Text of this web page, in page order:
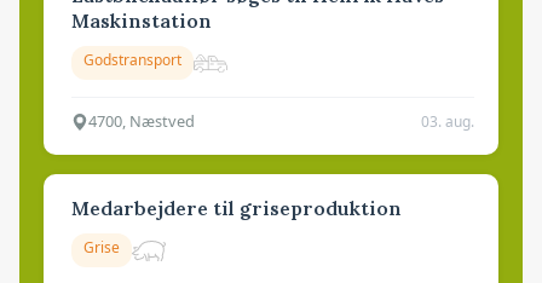
Maskinstation
Godstransport
4700, Næstved 03. aug.
Medarbejdere til griseproduktion
Grise